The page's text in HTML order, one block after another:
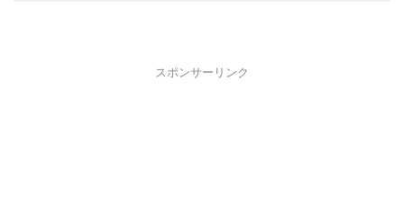
スポンサーリンク